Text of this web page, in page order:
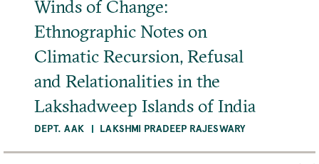
Raum
Zoom/Online Meeting Platform
MEHR
Winds of Change:
Ethnographic Notes on
Climatic Recursion, Refusal
and Relationalities in the
Lakshadweep Islands of India
DEPT. AAK
LAKSHMI PRADEEP RAJESWARY